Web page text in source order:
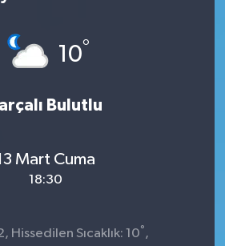
10°
Bulutlu
Mart Cuma
18:30
Hissedilen Sıcaklık: 10° ,